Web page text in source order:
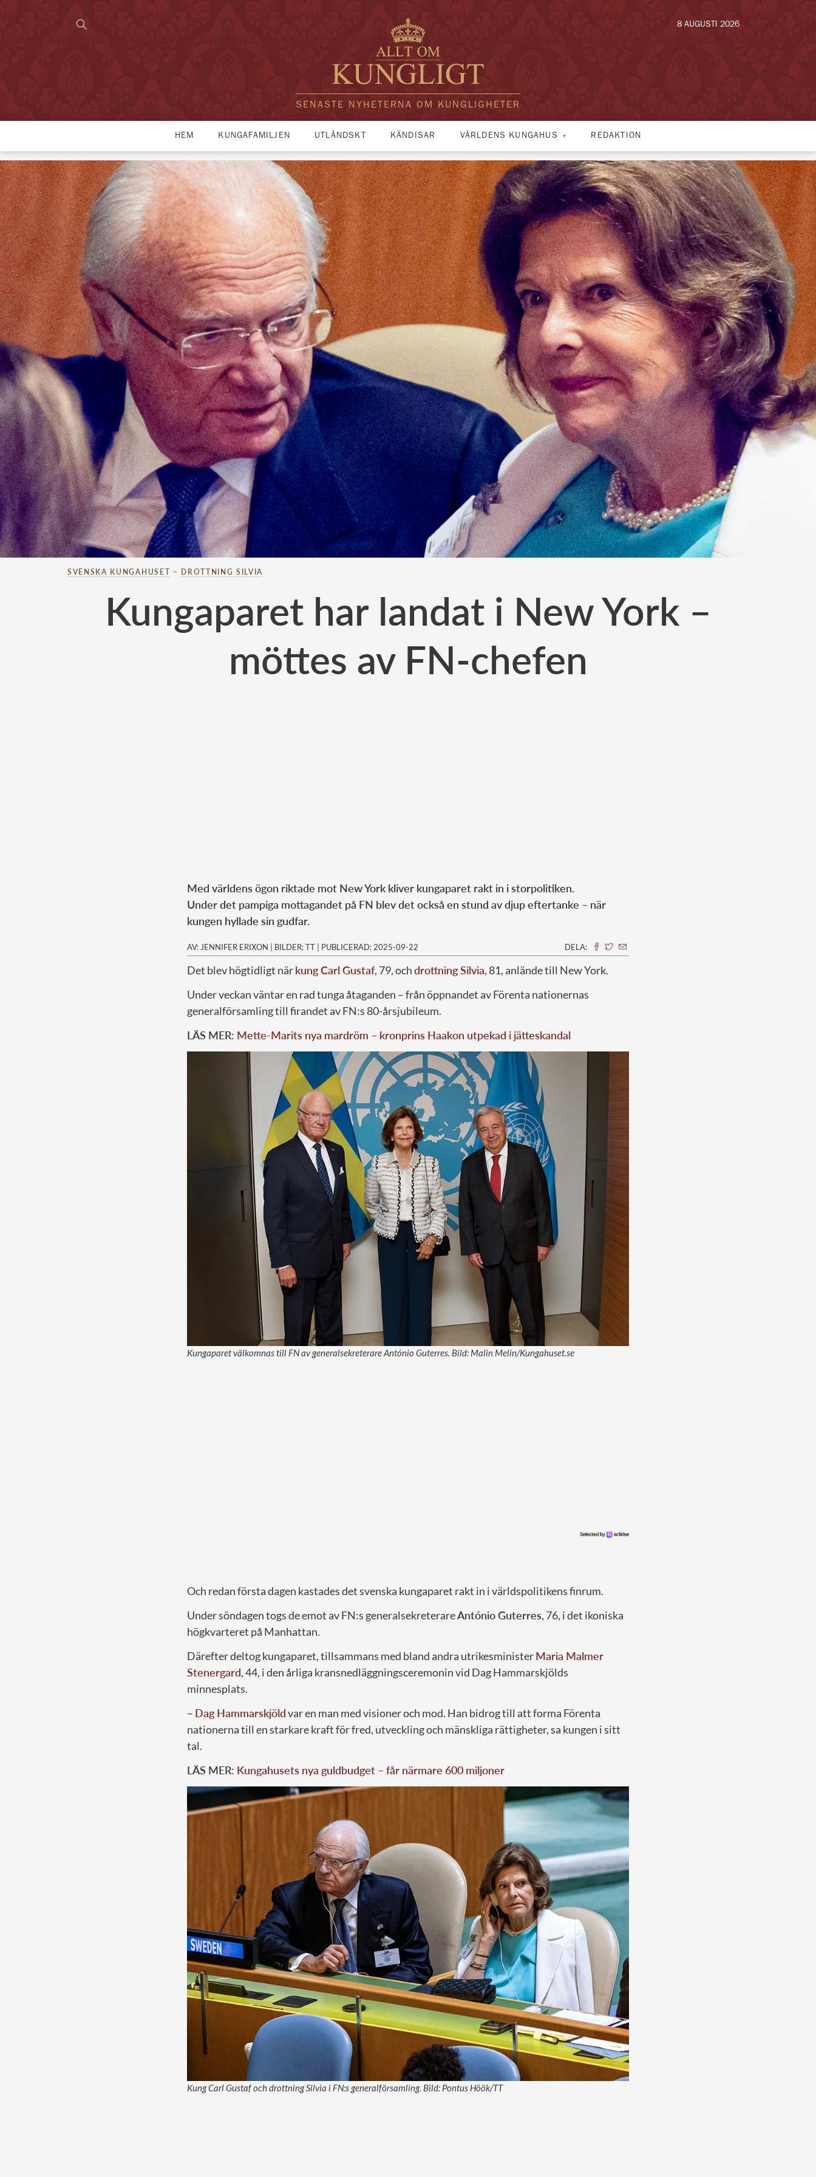
SENASTE NYHETERNA OM KUNGLIGHETER
8 AUGUSTI 2026
HEM KUNGAFAMILJEN UTLÄNDSKT KÄNDISAR VÄRLDENS KUNGAHUS REDAKTION
SVENSKA KUNGAHUSET – DROTTNING SILVIA
Kungaparet har landat i New York –
möttes av FN-chefen
Med världens ögon riktade mot New York kliver kungaparet rakt in i storpolitiken.
Under det pampiga mottagandet på FN blev det också en stund av djup eftertanke – när
kungen hyllade sin gudfar.
AV: JENNIFER ERIXON | BILDER: TT | PUBLICERAD: 2025-09-22 DELA:
Det blev högtidligt närkung Carl Gustaf, 79, ochdrottning Silvia, 81, anlände till New York.
Under veckan väntar en rad tunga åtaganden – från öppnandet av Förenta nationernas
generalförsamling till firandet av FN:s 80-årsjubileum.
LÄS MER: Mette-Marits nya mardröm – kronprins Haakon utpekad i jätteskandal
Kungaparet välkomnas till FN av generalsekreterare António Guterres. Bild: Malin Melin/Kungahuset.se
Och redan första dagen kastades det svenska kungaparet rakt in i världspolitikens finrum.
Under söndagen togs de emot av FN:s generalsekreterareAntónio Guterres, 76, i det ikoniska
högkvarteret på Manhattan.
Därefter deltog kungaparet, tillsammans med bland andra utrikesministerMaria Malmer
Stenergard, 44, i den årliga kransnedläggningsceremonin vid Dag Hammarskjölds
minnesplats.
– Dag Hammarskjöldvar en man med visioner och mod. Han bidrog till att forma Förenta
nationerna till en starkare kraft för fred, utveckling och mänskliga rättigheter, sa kungen i sitt
tal.
LÄS MER: Kungahusets nya guldbudget – får närmare 600 miljoner
Kung Carl Gustaf och drottning Silvia i FN:s generalförsamling. Bild: Pontus Höök/TT